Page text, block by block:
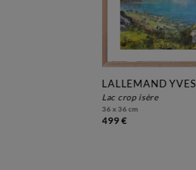
LALLEMAND YVES
lac crop isère
36 x 36 cm
499 €